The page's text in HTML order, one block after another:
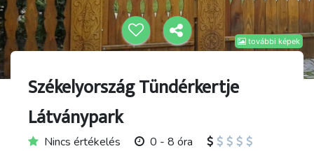
további képek
Székelyország Tündérkertje
Látványpark
Nincs értékelés 0 - 8 óra